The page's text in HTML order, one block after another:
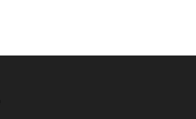
روايات (63)